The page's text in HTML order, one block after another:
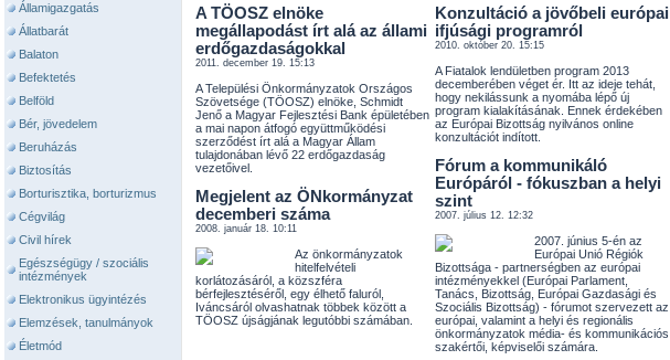
Államigazgatás
Állatbarát
Balaton
Befektetés
Belföld
Bér, jövedelem
Beruházás
Biztosítás
Borturisztika, borturizmus
Cégvilág
Civil hírek
Egészségügy / szociális
intézmények
Elektronikus ügyintézés
Elemzések, tanulmányok
Életmód
A TÖOSZ elnöke
megállapodást írt alá az állami
erdőgazdaságokkal
2011. december 19. 15:13
A Települési Önkormányzatok Országos
Szövetsége (TÖOSZ) elnöke, Schmidt
Jenő a Magyar Fejlesztési Bank épületében
a mai napon átfogó együttműködési
szerződést írt alá a Magyar Állam
tulajdonában lévő 22 erdőgazdaság
vezetőivel.
Megjelent az ÖNkormányzat
decemberi száma
2008. január 18. 10:11
Az önkormányzatok
hitelfelvételi
korlátozásáról, a közszféra
bérfejlesztéséről, egy élhető faluról,
Iváncsáról olvashatnak többek között a
TÖOSZ újságjának legutóbbi számában.
Konzultáció a jövőbeli európai
ifjúsági programról
2010. október 20. 15:15
A Fiatalok lendületben program 2013
decemberében véget ér. Itt az ideje tehát,
hogy nekilássunk a nyomába lépő új
program kialakításának. Ennek érdekében
az Európai Bizottság nyilvános online
konzultációt indított.
Fórum a kommunikáló
Európáról - fókuszban a helyi
szint
2007. július 12. 12:32
2007. június 5-én az
Európai Unió Régiók
Bizottsága - partnerségben az európai
intézményekkel (Európai Parlament,
Tanács, Bizottság, Európai Gazdasági és
Szociális Bizottság) - fórumot szervezett az
európai, valamint a helyi és regionális
önkormányzatok média- és kommunikációs
szakértői, képviselői számára.